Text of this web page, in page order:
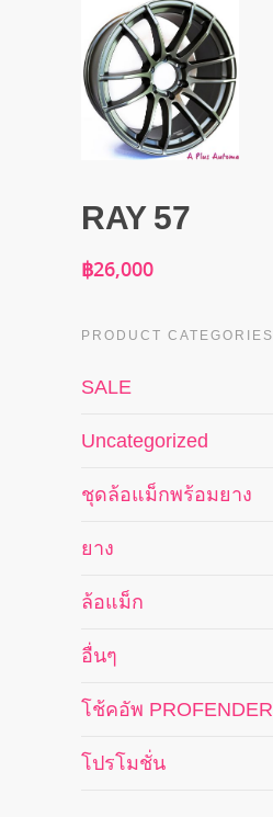
RAY 57
฿26,000
PRODUCT CATEGORIES
SALE
Uncategorized
ชุดล้อแม็กพร้อมยาง
ยาง
ล้อแม็ก
อื่นๆ
โช้คอัพ PROFENDER
โปรโมชั่น